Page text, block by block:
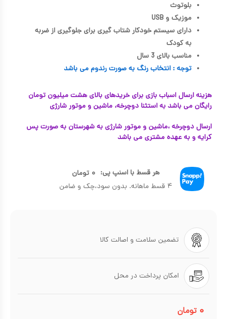
بلوتوث
موزیک و USB
دارای سیستم خودکار شتاب گیری برای جلوگیری از ضربه
به کودک
مناسب بالای 3 سال
توجه : انتخاب رنگ به صورت رندوم می باشد
هزینه ارسال اسباب بازی برای خریدهای بالای هشت میلیون تومان
رایگان می باشد به استثنا دوچرخه، ماشین و موتور شارژی
ارسال دوچرخه ،ماشین و موتور شارژی به شهرستان به صورت پس
کرایه و به عهده مشتری می باشد
هر قسط با اسنپ پی: ۰ تومان
۴ قسط ماهانه. بدون سود،چک و ضامن
تضمین سلامت و اصالت کالا
امکان پرداخت در محل
۰ تومان